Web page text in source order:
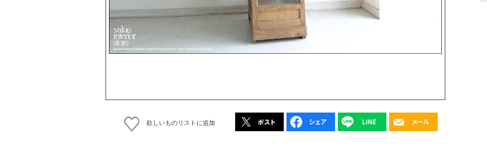
欲しいものリストに追加